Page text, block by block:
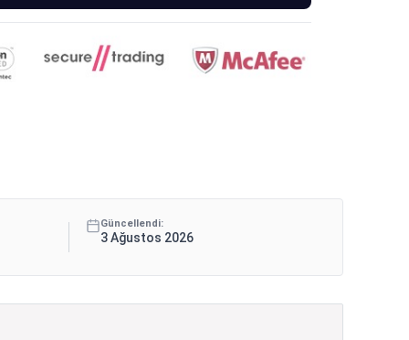
Güncellendi:
3 Ağustos 2026